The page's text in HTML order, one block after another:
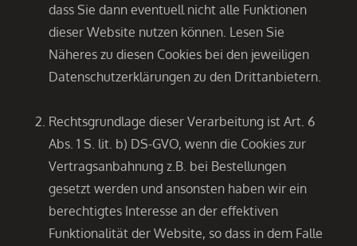
dass Sie dann eventuell nicht alle Funktionen
dieser Website nutzen können. Lesen Sie
Näheres zu diesen Cookies bei den jeweiligen
Datenschutzerklärungen zu den Drittanbietern.
Rechtsgrundlage dieser Verarbeitung ist Art. 6
Abs. 1 S. lit. b) DS-GVO, wenn die Cookies zur
Vertragsanbahnung z.B. bei Bestellungen
gesetzt werden und ansonsten haben wir ein
berechtigtes Interesse an der effektiven
Funktionalität der Website, so dass in dem Falle